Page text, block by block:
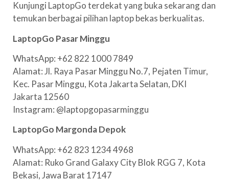
Kunjungi LaptopGo terdekat yang buka sekarang dan
temukan berbagai pilihan laptop bekas berkualitas.
LaptopGo Pasar Minggu
WhatsApp: +62 822 1000 7849
Alamat: Jl. Raya Pasar Minggu No.7, Pejaten Timur,
Kec. Pasar Minggu, Kota Jakarta Selatan, DKI
Jakarta 12560
Instagram: @laptopgopasarminggu
LaptopGo Margonda Depok
WhatsApp: +62 823 1234 4968
Alamat: Ruko Grand Galaxy City Blok RGG 7, Kota
Bekasi, Jawa Barat 17147